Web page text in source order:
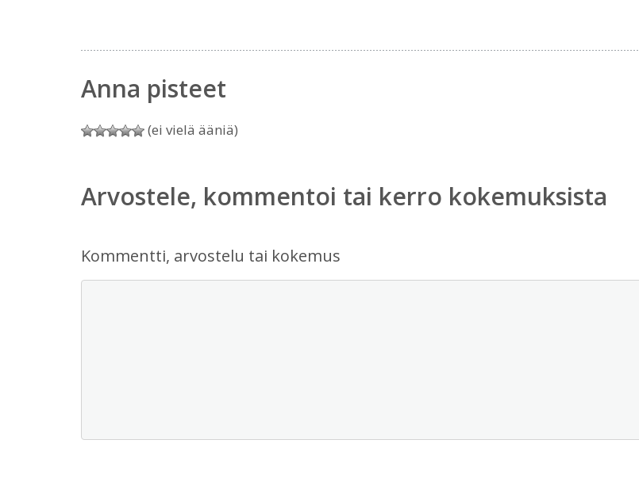
Anna pisteet
(ei vielä ääniä)
Arvostele, kommentoi tai kerro kokemuksista
Kommentti, arvostelu tai kokemus